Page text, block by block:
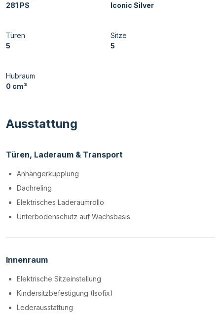
281 PS
Iconic Silver
Türen
5
Sitze
5
Hubraum
0 cm³
Ausstattung
Türen, Laderaum & Transport
Anhängerkupplung
Dachreling
Elektrisches Laderaumrollo
Unterbodenschutz auf Wachsbasis
Innenraum
Elektrische Sitzeinstellung
Kindersitzbefestigung (Isofix)
Lederausstattung